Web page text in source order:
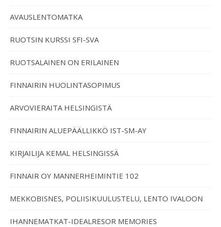
AVAUSLENTOMATKA
RUOTSIN KURSSI SFI-SVA
RUOTSALAINEN ON ERILAINEN
FINNAIRIN HUOLINTASOPIMUS
ARVOVIERAITA HELSINGISTÄ
FINNAIRIN ALUEPÄÄLLIKKÖ IST-SM-AY
KIRJAILIJA KEMAL HELSINGISSÄ
FINNAIR OY MANNERHEIMINTIE 102
MEKKOBISNES, POLIISIKUULUSTELU, LENTO IVALOON
IHANNEMATKAT-IDEALRESOR MEMORIES